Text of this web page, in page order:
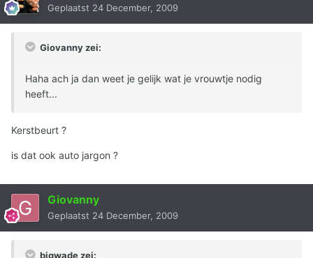
Geplaatst 24 December, 2009
Giovanny zei:
Haha ach ja dan weet je gelijk wat je vrouwtje nodig
heeft...
Kerstbeurt ?
is dat ook auto jargon ?
Giovanny
Geplaatst 24 December, 2009
bigwade zei: